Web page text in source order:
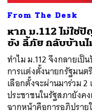
From The Desk
หาก ม.112 ไม่ใช่
ขัง ลี้ภัย กลับบ้านไ
ทำไม ม.112 จึงกลายเ
การแต่งตั้งนายกรัฐมนต
เลือกตั้งจะผ่านมาร่วม
ประชาชนในรัฐสภายัง
ฉากหน้าคือการอภิปราย